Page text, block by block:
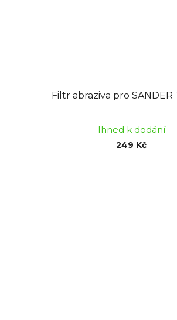
Filtr abraziva pro SANDER
Ihned k dodání
249 Kč